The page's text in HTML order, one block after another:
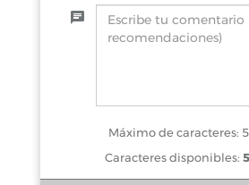
Máximo de caracteres:
Caracteres disponibles: